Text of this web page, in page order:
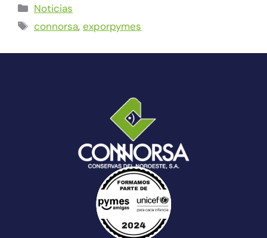
Noticias
connorsa,exporpymes